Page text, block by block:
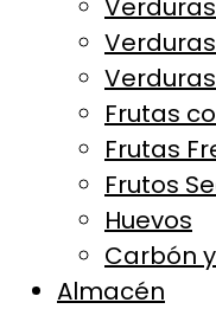
Frutas
Frutas
Frutos
Huevos
Carbón
Almacén